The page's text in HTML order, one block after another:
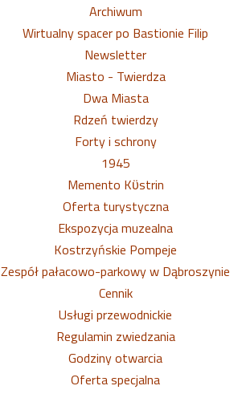
Archiwum
Wirtualny spacer po Bastionie Filip
Newsletter
Miasto - Twierdza
Dwa Miasta
Rdzeń twierdzy
Forty i schrony
1945
Memento Kϋstrin
Oferta turystyczna
Ekspozycja muzealna
Kostrzyńskie Pompeje
Zespół pałacowo-parkowy w Dąbroszynie
Cennik
Usługi przewodnickie
Regulamin zwiedzania
Godziny otwarcia
Oferta specjalna